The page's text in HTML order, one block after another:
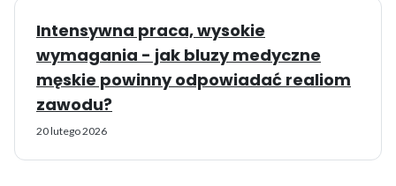
Intensywna praca, wysokie
wymagania - jak bluzy medyczne
męskie powinny odpowiadać realiom
zawodu?
20 lutego 2026